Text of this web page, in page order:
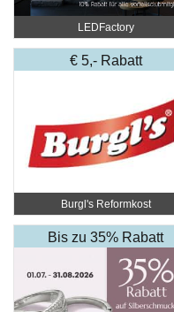
LEDFactory
€ 5,- Rabatt
Burgl's Reformkost
Bis zu 35% Rabatt